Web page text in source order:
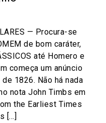
— Procura-se
de bom caráter,
até Homero e
começa um anúncio
1826. Não há nada
nota John Timbs em
the Earliest Times
[…]